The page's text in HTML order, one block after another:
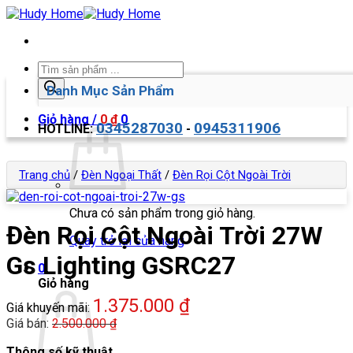
Bỏ
Tìm
kiếm
sản
phẩm
Giỏ hàng /0₫ 0
Chưa có sản phẩm trong giỏ hàng.
Quay trở lại cửa hàng
0
Giỏ hàng
Danh Mục Sản Phẩm
HOTLINE:0345287030 - 0945311906
Trang chủ / Đèn Ngoại Thất / Đèn Rọi Cột Ngoài Trời
Đèn Rọi Cột Ngoài Trời 27W
Gs Lighting GSRC27
Giá khuyến mãi: 1.375.000 ₫
Giá bán: 2.500.000₫